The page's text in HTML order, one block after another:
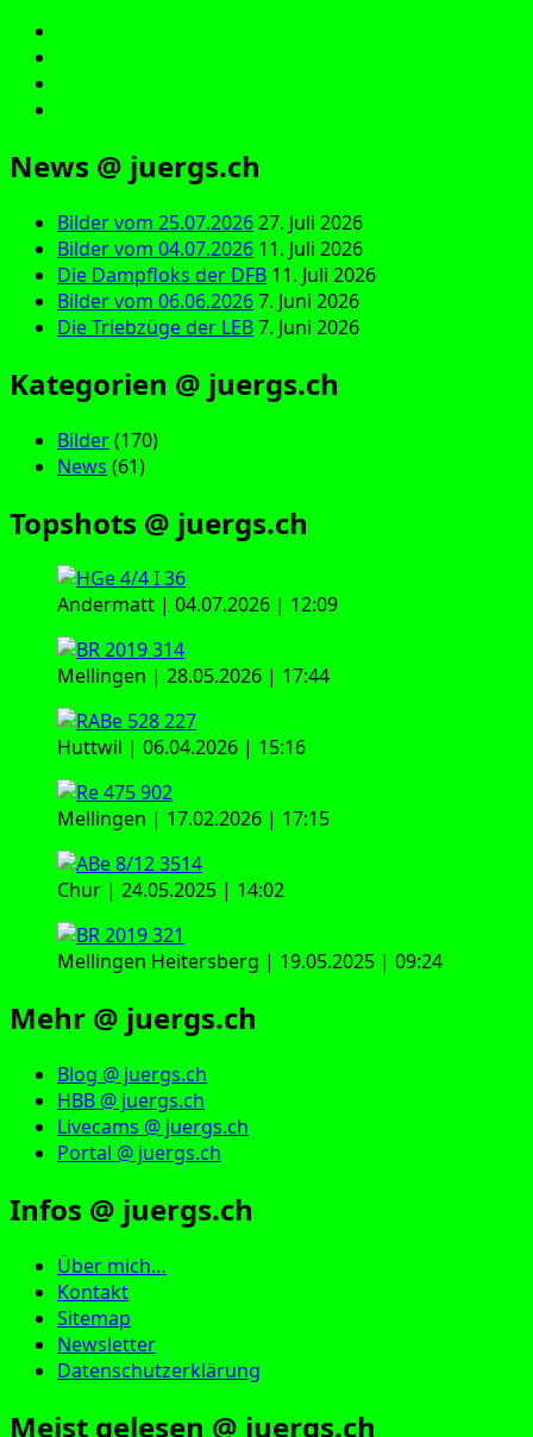
News @ juergs.ch
Bilder vom 25.07.202627. Juli 2026
Bilder vom 04.07.2026 11. Juli 2026
Die Dampfloks der DFB 11. Juli 2026
Bilder vom 06.06.20267. Juni 2026
Die Triebzüge der LEB7. Juni 2026
Kategorien @ juergs.ch
Bilder(170)
News (61)
Topshots @ juergs.ch
Andermatt | 04.07.2026 | 12:09
Mellingen | 28.05.2026 | 17:44
Huttwil | 06.04.2026 | 15:16
Mellingen | 17.02.2026 | 17:15
Chur | 24.05.2025 | 14:02
Mellingen Heitersberg | 19.05.2025 | 09:24
Mehr @ juergs.ch
Blog @ juergs.ch
HBB @ juergs.ch
Livecams @ juergs.ch
Portal @ juergs.ch
Infos @ juergs.ch
Über mich…
Kontakt
Sitemap
Newsletter
Datenschutzerklärung
Meist gelesen @ juergs.ch